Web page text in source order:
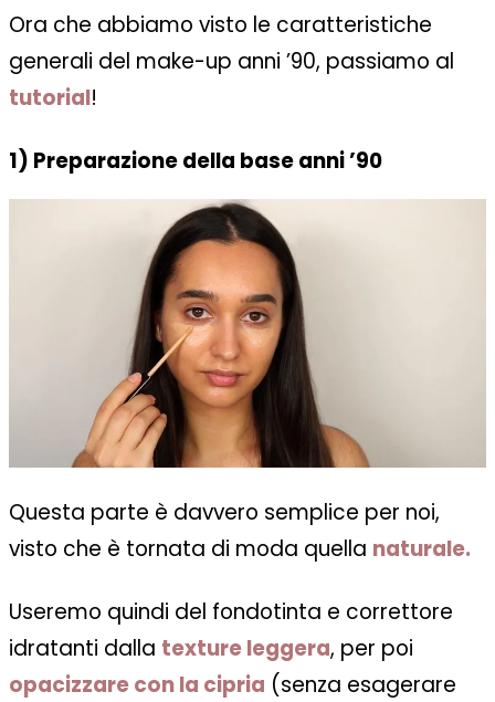
Ora che abbiamo visto le caratteristiche
generali del make-up anni ’90, passiamo al
tutorial!
1) Preparazione della base anni ’90
Questa parte è davvero semplice per noi,
visto che è tornata di moda quella naturale.
Useremo quindi del fondotinta e correttore
idratanti dalla texture leggera, per poi
opacizzare con la cipria (senza esagerare